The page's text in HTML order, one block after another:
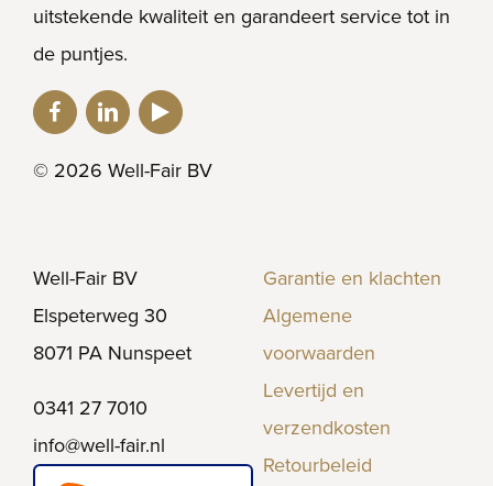
uitstekende kwaliteit en garandeert service tot in
de puntjes.
© 2026 Well-Fair BV
Well-Fair BV
Elspeterweg 30
8071 PA Nunspeet
0341 27 7010
info@well-fair.nl
Garantie en klachten
Algemene
voorwaarden
Levertijd en
verzendkosten
Retourbeleid